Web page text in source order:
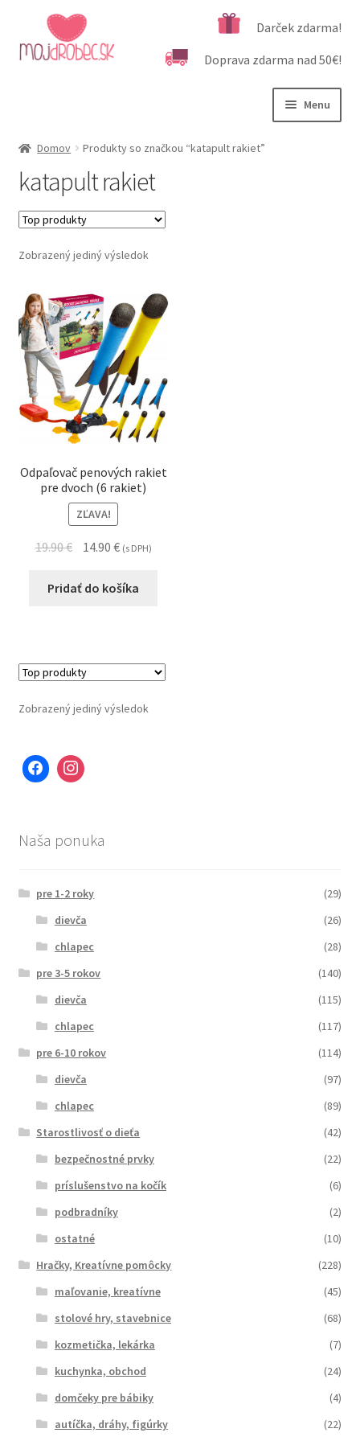
Preskočiť
na
navigáciu
Preskočiť
na
obsah
Darček zdarma!
Doprava zdarma nad 50€!
Menu
Podľa veku
Kategórie produktov
Dôležité informácie
Domov Produkty so značkou “katapult rakiet”
katapult rakiet
Zobrazený jediný výsledok
Odpaľovač penových rakiet
pre dvoch (6 rakiet)
ZĽAVA!
19.90€ 14.90 € (s DPH)
Pridať do košíka
Zobrazený jediný výsledok
Naša ponuka
pre 1-2 roky
(29)
dievča
(26)
chlapec
(28)
pre 3-5 rokov
(140)
dievča
(115)
chlapec
(117)
pre 6-10 rokov
(114)
dievča
(97)
chlapec
(89)
Starostlivosť o dieťa
(42)
bezpečnostné prvky
(22)
príslušenstvo na kočík
(6)
podbradníky
(2)
ostatné
(10)
Hračky, Kreatívne pomôcky
(228)
maľovanie, kreatívne
(45)
stolové hry, stavebnice
(68)
kozmetička, lekárka
(7)
kuchynka, obchod
(24)
domčeky pre bábiky
(4)
autíčka, dráhy, figúrky
(22)